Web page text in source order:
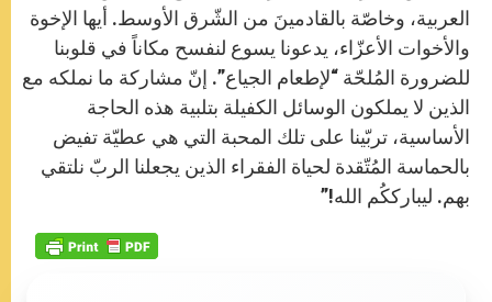
العربیة، وخاصّة بالقادمینَ من الشّرق الأوسط. أيها الإخوة
والأخوات الأعزّاء، یدعونا یسوع لنفسح مكاناً في قلوبنا
للضرورة المُلحّة “لإطعام الجیاع”. إنّ مشاركة ما نملكه مع
الذین لا یملكون الوسائل الكفیلة بتلبیة هذه الحاجة
الأساسیة، تربّینا على تلك المحبة التي هي عطیّة تفیض
بالحماسة المُتّقدة لحیاة الفقراء الذین یجعلنا الربّ نلتقي
بهم. لیبارككُم الله!”